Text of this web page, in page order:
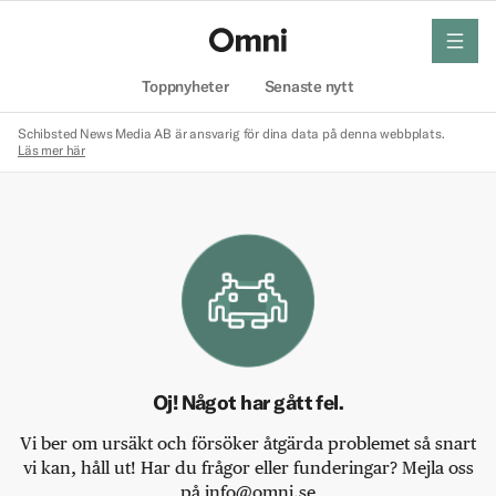
Toppnyheter Senaste nytt
meny
Schibsted News Media AB är ansvarig för dina data på denna webbplats.
Läs mer här
Oj! Något har gått fel.
Vi ber om ursäkt och försöker åtgärda problemet så snart
vi kan, håll ut! Har du frågor eller funderingar? Mejla oss